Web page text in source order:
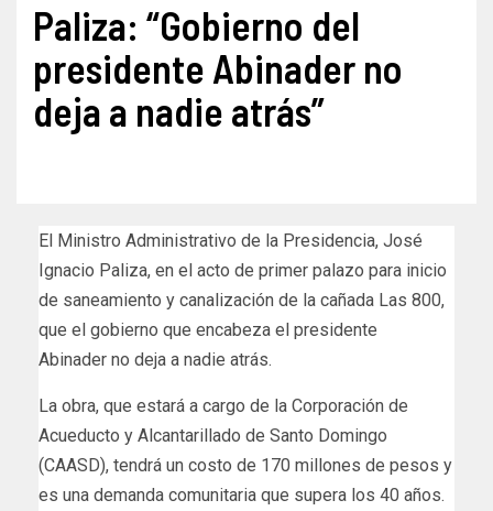
Paliza: “Gobierno del
presidente Abinader no
deja a nadie atrás”
El Ministro Administrativo de la Presidencia, José
Ignacio Paliza, en el acto de primer palazo para inicio
de saneamiento y canalización de la cañada Las 800,
que el gobierno que encabeza el presidente
Abinader no deja a nadie atrás.
La obra, que estará a cargo de la Corporación de
Acueducto y Alcantarillado de Santo Domingo
(CAASD), tendrá un costo de 170 millones de pesos y
es una demanda comunitaria que supera los 40 años.